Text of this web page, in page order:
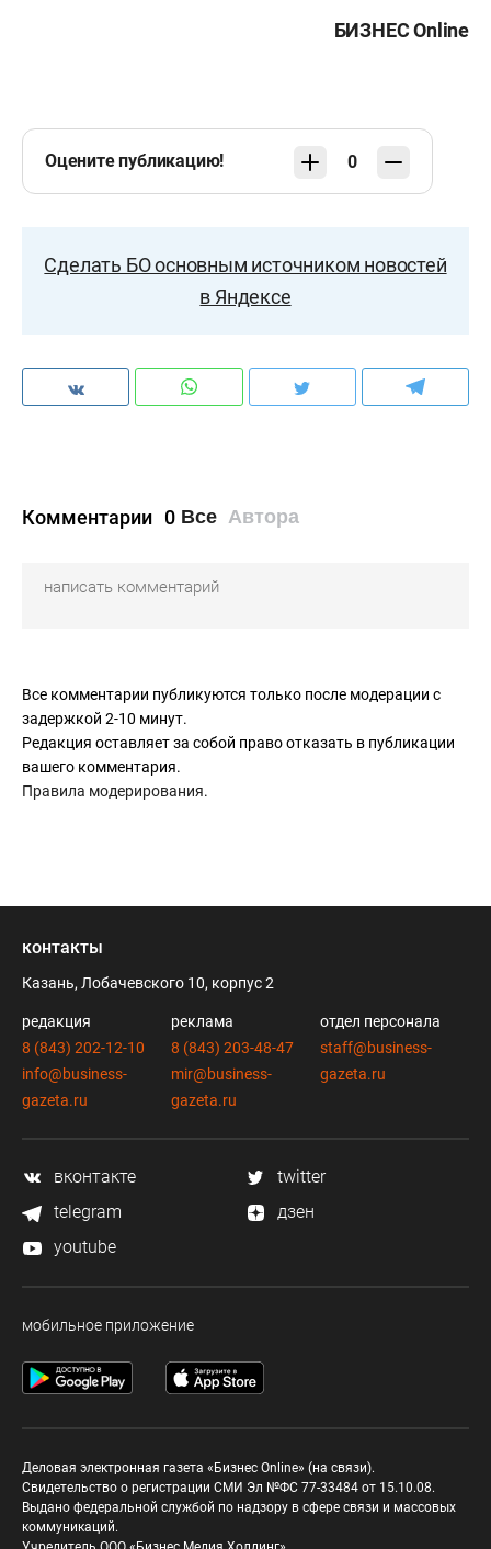
БИЗНЕС Online
Оцените публикацию! 0
Сделать БО основным источником новостей
в Яндексе
Комментарии 0 Все Автора
Все комментарии публикуются только после модерации с
задержкой 2-10 минут.
Редакция оставляет за собой право отказать в публикации
вашего комментария.
Правила модерирования.
контакты
Казань, Лобачевского 10, корпус 2
редакция
8 (843) 202-12-10
info@business-
gazeta.ru
реклама
8 (843) 203-48-47
mir@business-
gazeta.ru
отдел персонала
staff@business-
gazeta.ru
вконтакте
twitter
telegram
дзен
youtube
мобильное приложение
Деловая электронная газета «Бизнес Online» (на связи).
Свидетельство о регистрации СМИ Эл №ФС 77-33484 от 15.10.08.
Выдано федеральной службой по надзору в сфере связи и массовых
коммуникаций.